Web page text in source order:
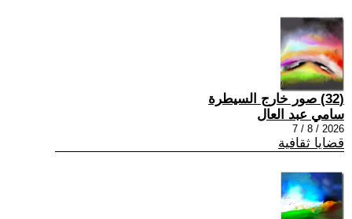
(32) صور خارج السيطرة
سامي عبد العال
2026 / 8 / 7
قضايا ثقافية